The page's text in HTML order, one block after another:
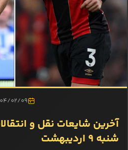
02/09
آخرین شایعات نقل و
شنبه 9 اردیبهشت